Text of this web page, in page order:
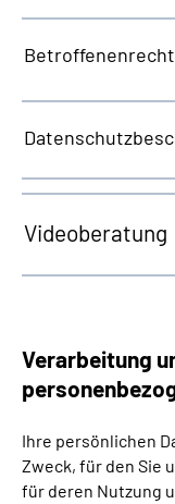
Videoberatung
Verarbeitung
Ihre persönlichen
Zweck, für den Sie
für deren Nutzung